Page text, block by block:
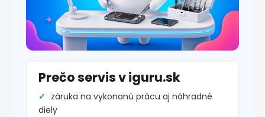
Prečo servis v iguru.sk
záruka na vykonanú prácu aj náhradné
diely